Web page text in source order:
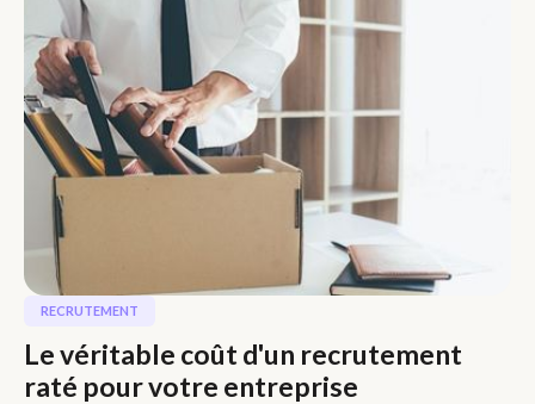
RECRUTEMENT
Le véritable coût d'un recrutement
raté pour votre entreprise